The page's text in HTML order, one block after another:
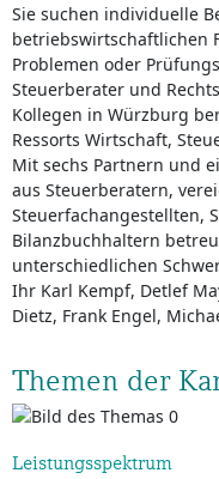
Sie suchen individuelle
betriebswirtschaftlichen
Problemen oder
Steuerberater und
Kollegen in Würzburg
Ressorts Wirtschaft,
Mit sechs Partnern und
aus Steuerberatern,
Steuerfachangestellten,
Bilanzbuchhaltern
unterschiedlichen
Ihr Karl Kempf, Detlef
Dietz, Frank Engel,
Themen der
Leistungsspektrum